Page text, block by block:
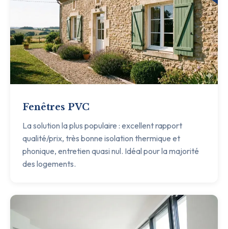
Fenêtres PVC
La solution la plus populaire : excellent rapport
qualité/prix, très bonne isolation thermique et
phonique, entretien quasi nul. Idéal pour la majorité
des logements.